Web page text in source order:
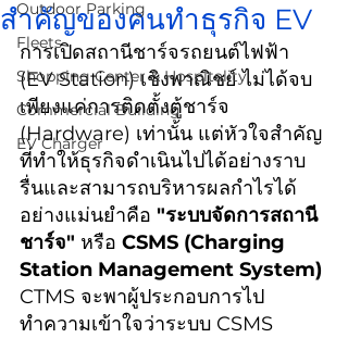
Outdoor Parking
Fleets
Shopping Center & Hospitality
Commercial Building
EV Charger
สำคัญของคนทำธุรกิจ EV
การเปิดสถานีชาร์จรถยนต์ไฟฟ้า
(EV Station) เชิงพาณิชย์ ไม่ได้จบ
เพียงแค่การติดตั้งตู้ชาร์จ
(Hardware) เท่านั้น แต่หัวใจสำคัญ
ที่ทำให้ธุรกิจดำเนินไปได้อย่างราบ
รื่นและสามารถบริหารผลกำไรได้
อย่างแม่นยำคือ "ระบบจัดการสถานี
ชาร์จ" หรือ CSMS (Charging
Station Management System)
CTMS จะพาผู้ประกอบการไป
ทำความเข้าใจว่าระบบ CSMS